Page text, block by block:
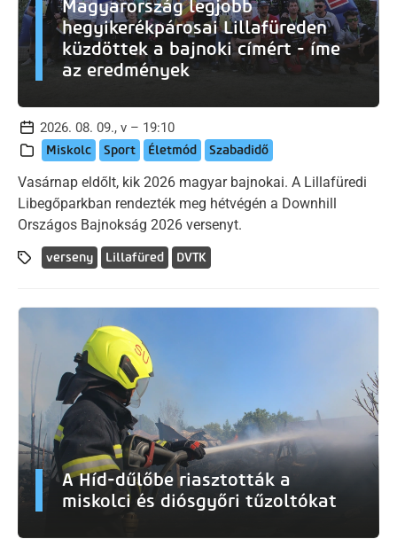
Magyarország legjobb
hegyikerékpárosai Lillafüreden
küzdöttek a bajnoki címért - íme
az eredmények
2026. 08. 09., v – 19:10
Miskolc Sport Életmód Szabadidő
Vasárnap eldőlt, kik 2026 magyar bajnokai. A Lillafüredi
Libegőparkban rendezték meg hétvégén a Downhill
Országos Bajnokság 2026 versenyt.
verseny Lillafüred DVTK
A Híd-dűlőbe riasztották a
miskolci és diósgyőri tűzoltókat